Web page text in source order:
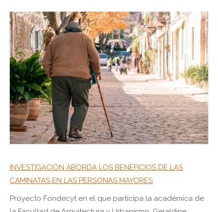
INVESTIGACIÓN ABORDA LOS BENEFICIOS DE LAS
CAMINATAS EN LAS PERSONAS MAYORES
Proyecto Fondecyt en el que participa la académica de